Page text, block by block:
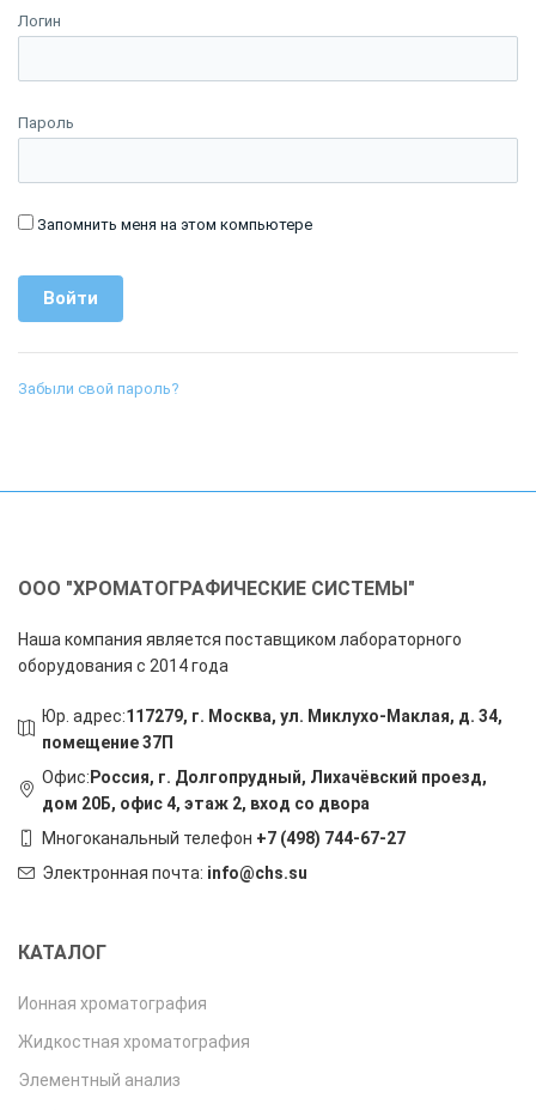
Логин
Пароль
Запомнить меня на этом компьютере
Забыли свой пароль?
ООО "ХРОМАТОГРАФИЧЕСКИЕ СИСТЕМЫ"
Наша компания является поставщиком лабораторного
оборудования с 2014 года
Юр. адрес:117279, г. Москва, ул. Миклухо-Маклая, д. 34,
помещение 37П
Офис: Россия, г. Долгопрудный, Лихачёвский проезд,
дом 20Б, офис 4, этаж 2, вход со двора
Многоканальный телефон +7 (498) 744-67-27
Электронная почта: info@chs.su
КАТАЛОГ
Ионная хроматография
Жидкостная хроматография
Элементный анализ